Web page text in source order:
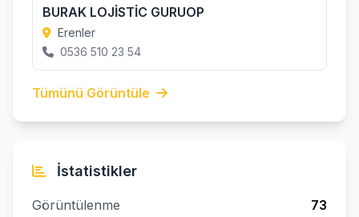
BURAK LOJİSTİC GURUOP
Erenler
0536 510 23 54
Tümünü Görüntüle
İstatistikler
Görüntülenme
73